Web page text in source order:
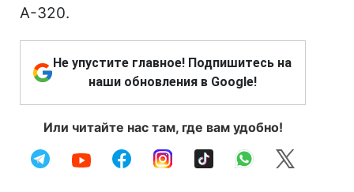
А-320.
Не упустите главное! Подпишитесь на
наши обновления в Google!
Или читайте нас там, где вам удобно!